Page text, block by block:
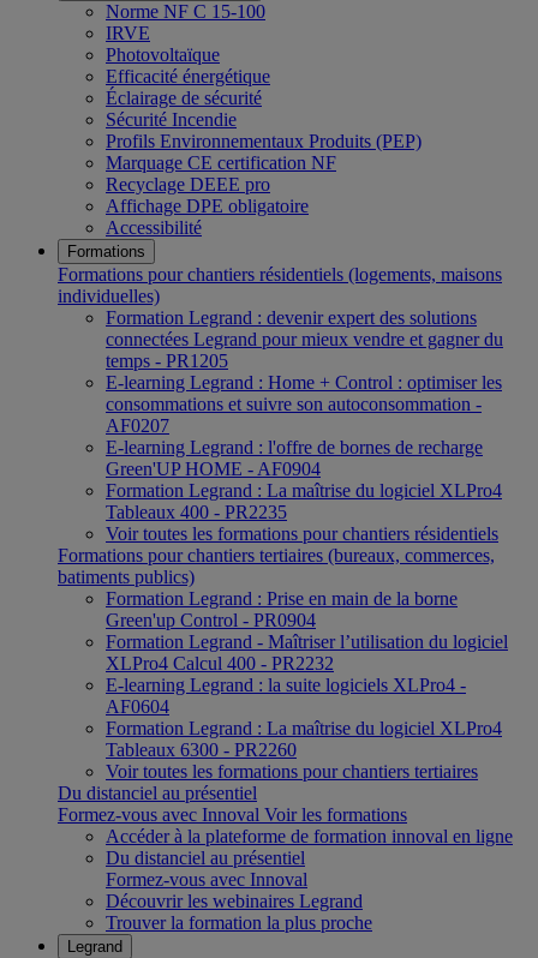
Norme NF C 15-100
IRVE
Photovoltaïque
Efficacité énergétique
Éclairage de sécurité
Sécurité Incendie
Profils Environnementaux Produits (PEP)
Marquage CE certification NF
Recyclage DEEE pro
Affichage DPE obligatoire
Accessibilité
Formations
Formations pour chantiers résidentiels (logements, maisons
individuelles)
Formation Legrand : devenir expert des solutions
connectées Legrand pour mieux vendre et gagner du
temps - PR1205
E-learning Legrand : Home + Control : optimiser les
consommations et suivre son autoconsommation -
AF0207
E-learning Legrand : l'offre de bornes de recharge
Green'UP HOME - AF0904
Formation Legrand : La maîtrise du logiciel XLPro4
Tableaux 400 - PR2235
Voir toutes les formations pour chantiers résidentiels
Formations pour chantiers tertiaires (bureaux, commerces,
batiments publics)
Formation Legrand : Prise en main de la borne
Green'up Control - PR0904
Formation Legrand - Maîtriser l’utilisation du logiciel
XLPro4 Calcul 400 - PR2232
E-learning Legrand : la suite logiciels XLPro4 -
AF0604
Formation Legrand : La maîtrise du logiciel XLPro4
Tableaux 6300 - PR2260
Voir toutes les formations pour chantiers tertiaires
Du distanciel au présentiel
Formez-vous avec Innoval Voir les formations
Accéder à la plateforme de formation innoval en ligne
Du distanciel au présentiel
Formez-vous avec Innoval
Découvrir les webinaires Legrand
Trouver la formation la plus proche
Legrand